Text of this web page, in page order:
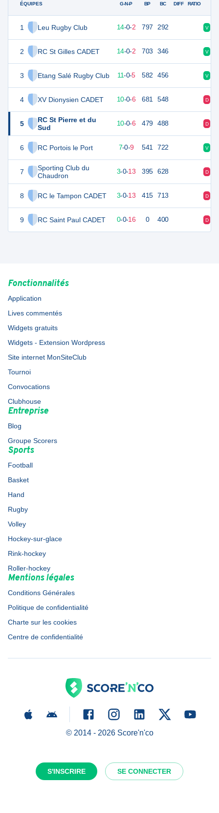
S'INSCRIRE SE CONNECTER
ÉQUIPES
1 Leu Rugby Club
2 RC St Gilles CADET
3 Etang Salé Rugby Club
4 XV Dionysien CADET
5
RC St Pierre et du
Sud
6 RC Portois le Port
7
Sporting Club du
Chaudron
8 RC le Tampon CADET
9 RC Saint Paul CADET
G-N-P BP BC DIFF RATIO
70 14-0-2 797 292 V
67 14-0-2 703 346 V
53 16 11-0-5 582 456 V
50 16 10-0-6 681 548 D
44 10-0-6 479 488 D
30 7-0-9 541 722 V
16 3-0-13 395 628 D
16 16 3-0-13 415 713 D
-32 16 0-0-16 0 400 D
Fonctionnalités
Application
Lives commentés
Widgets gratuits
Widgets - Extension Wordpress
Site internet MonSiteClub
Tournoi
Convocations
Clubhouse
Entreprise
Blog
Groupe Scorers
Sports
Football
Basket
Hand
Rugby
Volley
Hockey-sur-glace
Rink-hockey
Roller-hockey
Mentions légales
Conditions Générales
Politique de confidentialité
Charte sur les cookies
Centre de confidentialité
© 2014 - 2026Score'n'co